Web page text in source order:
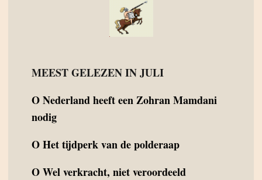
MEEST GELEZEN IN JULI
ONederland heeft een Zohran Mamdani
nodig
OHet tijdperk van de polderaap
OWel verkracht, niet veroordeeld